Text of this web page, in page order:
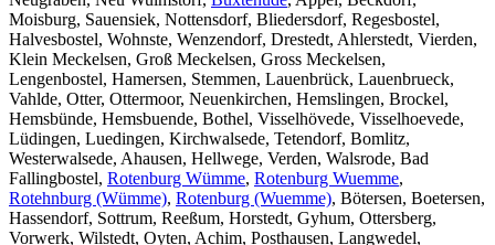
Moisburg, Sauensiek, Nottensdorf, Bliedersdorf, Regesbostel,
Halvesbostel, Wohnste, Wenzendorf, Drestedt, Ahlerstedt, Vierden,
Klein Meckelsen, Groß Meckelsen, Gross Meckelsen,
Lengenbostel, Hamersen, Stemmen, Lauenbrück, Lauenbrueck,
Vahlde, Otter, Ottermoor, Neuenkirchen, Hemslingen, Brockel,
Hemsbünde, Hemsbuende, Bothel, Visselhövede, Visselhoevede,
Lüdingen, Luedingen, Kirchwalsede, Tetendorf, Bomlitz,
Westerwalsede, Ahausen, Hellwege, Verden, Walsrode, Bad
Fallingbostel, Rotenburg Wümme, Rotenburg Wuemme,
Rotehnburg (Wümme), Rotenburg (Wuemme), Bötersen, Boetersen,
Hassendorf, Sottrum, Reeßum, Horstedt, Gyhum, Ottersberg,
Vorwerk, Wilstedt, Oyten, Achim, Posthausen, Langwedel,